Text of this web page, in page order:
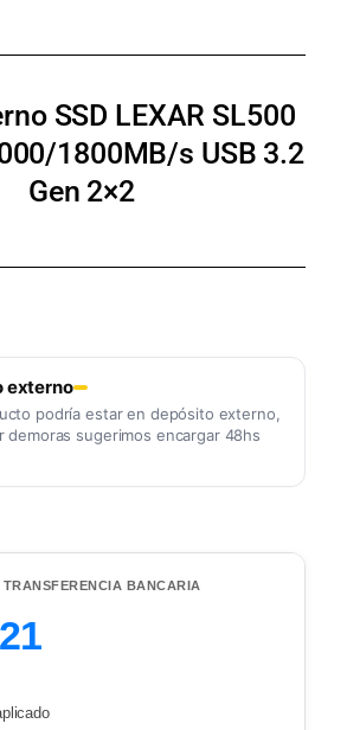
SSD LEXAR SL500
1800MB/s USB 3.2
Gen 2×2
externo
podría estar en depósito externo,
demoras sugerimos encargar 48hs
BANCARIA